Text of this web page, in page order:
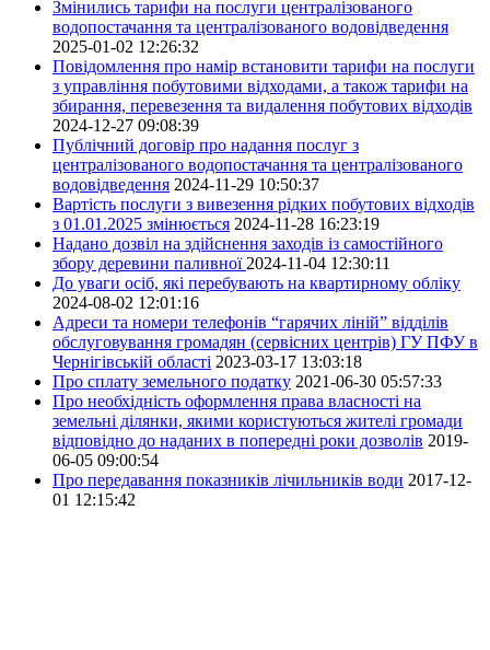
Змінились тарифи на послуги централізованого
водопостачання та централізованого водовідведення
2025-01-02 12:26:32
Повідомлення про намір встановити тарифи на послуги
з управління побутовими відходами, а також тарифи на
збирання, перевезення та видалення побутових відходів
2024-12-27 09:08:39
Публічний договір про надання послуг з
централізованого водопостачання та централізованого
водовідведення 2024-11-29 10:50:37
Вартість послуги з вивезення рідких побутових відходів
з 01.01.2025 змінюється 2024-11-28 16:23:19
Надано дозвіл на здійснення заходів із самостійного
збору деревини паливної 2024-11-04 12:30:11
До уваги осіб, які перебувають на квартирному обліку
2024-08-02 12:01:16
Адреси та номери телефонів “гарячих ліній” відділів
обслуговування громадян (сервісних центрів) ГУ ПФУ в
Чернігівській області 2023-03-17 13:03:18
Про сплату земельного податку 2021-06-30 05:57:33
Про необхідність оформлення права власності на
земельні ділянки, якими користуються жителі громади
відповідно до наданих в попередні роки дозволів 2019-
06-05 09:00:54
Про передавання показників лічильників води 2017-12-
01 12:15:42